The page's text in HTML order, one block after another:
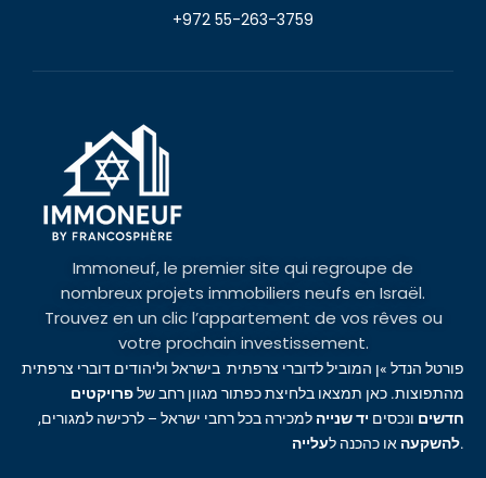
+972 55-263-3759
Immoneuf, le premier site qui regroupe de
nombreux projets immobiliers neufs en Israël.
Trouvez en un clic l’appartement de vos rêves ou
votre prochain investissement.
פורטל הנדל »ן המוביל לדוברי צרפתית בישראל וליהודים דוברי צרפתית
מהתפוצות. כאן תמצאו בלחיצת כפתור מגוון רחב שלפרויקטים
חדשים ונכסים יד שנייה למכירה בכל רחבי ישראל – לרכישה למגורים,
להשקעה או כהכנה לעלייה .